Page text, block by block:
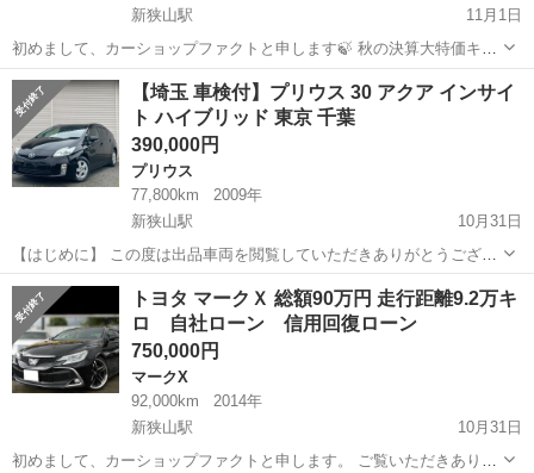
新狭山駅
11月1日
初めまして、カーショップファクトと申します🍃 秋の決算大特価キャ
ンペーンのご案内です🍂 ご覧いただきありがとうございます！ こちら
のソアラは、特に大きな不具合等はないお車です🚙 ナビ、ETC、バッ
クカメラなど装備のお...
埼玉 狭山市 新狭山駅 その他
【埼玉 車検付】プリウス 30 アクア インサイ
ト ハイブリッド 東京 千葉
390,000円
プリウス
77,800km
2009年
新狭山駅
10月31日
【はじめに】 この度は出品車両を閲覧していただきありがとうござい
ます。 近地の方は現車確認をお願いいたします！ 【お支払について】
支払総額＝49万円です♪ 自動車税など諸費用も全てコミコミです♪ 所
沢、川越、大宮、川...
埼玉 狭山市 新狭山駅 プリウス 車両
トヨタ マークＸ 総額90万円 走行距離9.2万キ
ロ 自社ローン 信用回復ローン
750,000円
マークX
92,000km
2014年
新狭山駅
10月31日
初めまして、カーショップファクトと申します。 ご覧いただきありが